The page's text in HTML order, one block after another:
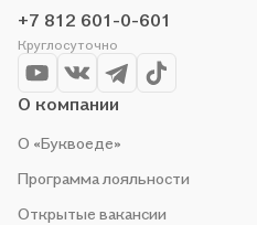
+7 812 601-0-601
Круглосуточно
О компании
О «Буквоеде»
Программа лояльности
Открытые вакансии